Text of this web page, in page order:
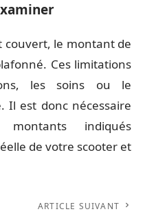
couvert, le montant de
Ces limitations
les soins ou le
Il est donc nécessaire
indiqués
de votre scooter et
ARTICLE SUIVANT